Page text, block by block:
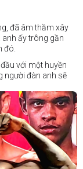
đã âm thầm xây
ấy trông gần
đó.
với một huyền
người đàn anh sẽ
và đơn giản là quá
tháng 6